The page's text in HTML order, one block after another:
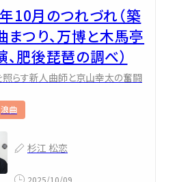
10月のつれづれ（築
まつり、万博と木馬亭
、肥後琵琶の調べ）
らす新人曲師と京山幸太の奮闘
浪曲
杉江 松恋